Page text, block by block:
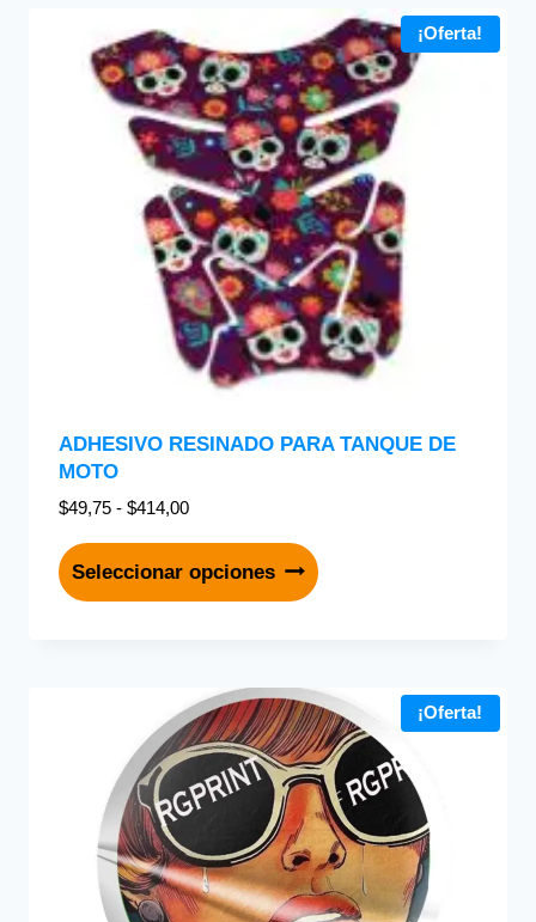
¡Oferta!
ADHESIVO RESINADO PARA TANQUE DE
MOTO
$49,75 - $414,00
Seleccionar opciones
¡Oferta!